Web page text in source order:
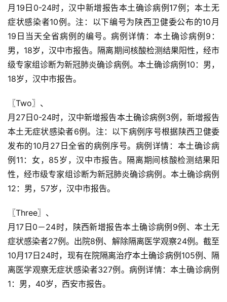
月19日0-24时，汉中新增报告本土确诊病例17例；本土无
症状感染者10例。注：以下编号为陕西卫健委公布的10月
19日当天全省病例的编号。病例详情：本土确诊病例9：
男，18岁，汉中市报告。隔离期间核酸检测结果阳性，经市
级专家组诊断为新冠肺炎确诊病例。本土确诊病例10：男，
18岁，汉中市报告。
〖Two〗、
月27日0-24时，汉中新增报告本土确诊病例3例，新增报告
本土无症状感染者6例。注：以下病例序号根据陕西卫健委
发布的10月27日全省的病例序号。病例详情：本土确诊病
例11：女，85岁，汉中市报告。隔离期间核酸检测结果阳
性，经市级专家组诊断为新冠肺炎确诊病例。本土确诊病例
12：男，57岁，汉中市报告。
〖Three〗、
月17日0－24时，陕西新增报告本土确诊病例9例、本土无
症状感染者27例。出院8例、解除隔离医学观察24例。截至
10月17日24时，现有在院隔离治疗本土确诊病例105例、隔
离医学观察无症状感染者327例。病例详情：本土确诊病例
1：男，40岁，西安市报告。